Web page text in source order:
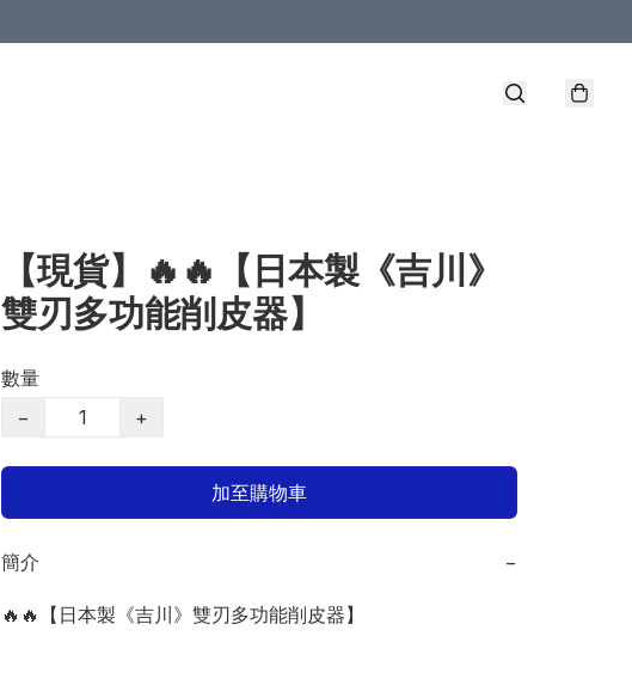
【現貨】🔥🔥【日本製《吉川》
雙刃多功能削皮器】
數量
−
+
加至購物車
簡介 −
🔥🔥【日本製《吉川》雙刃多功能削皮器】